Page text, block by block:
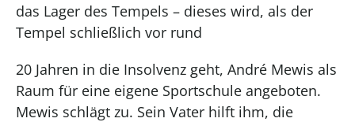
das Lager des Tempels – dieses wird, als der
Tempel schließlich vor rund
20 Jahren in die Insolvenz geht, André Mewis als
Raum für eine eigene Sportschule angeboten.
Mewis schlägt zu. Sein Vater hilft ihm, die